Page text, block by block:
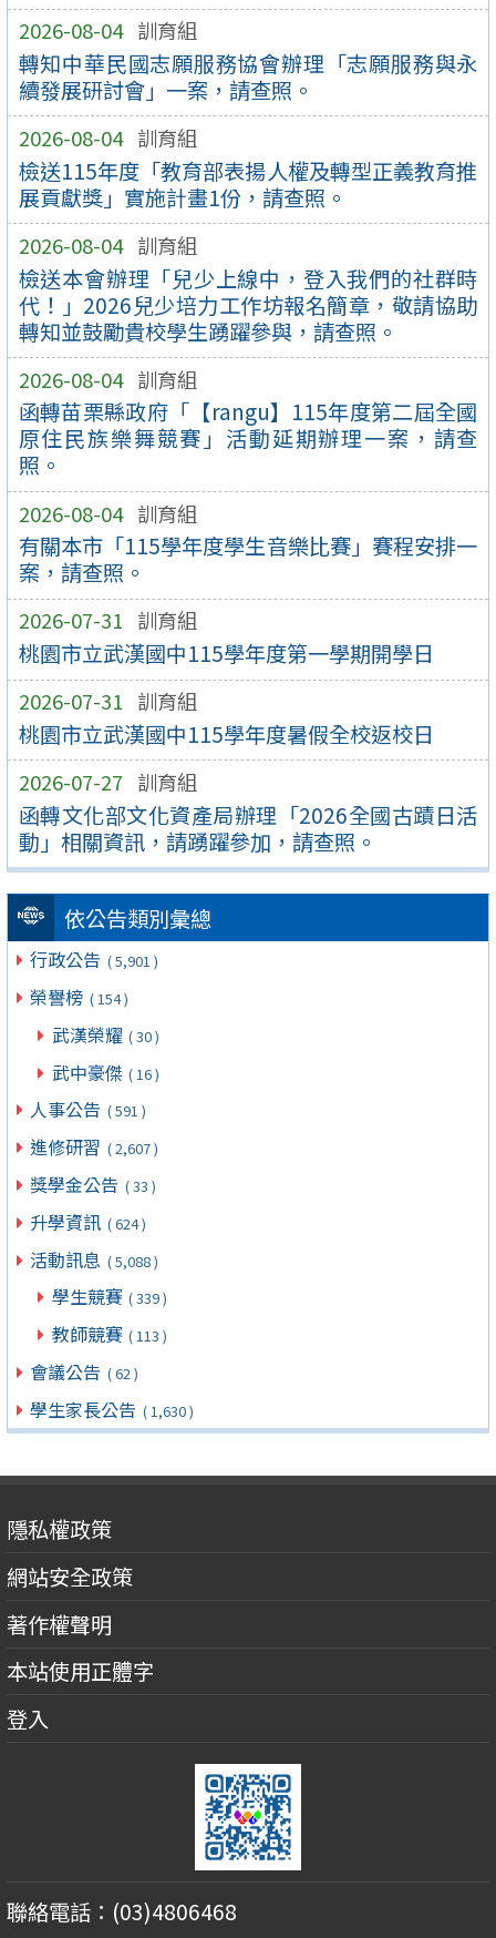
2026-08-04 訓育組
轉知中華民國志願服務協會辦理「志願服務與永
續發展研討會」一案，請查照。
2026-08-04 訓育組
檢送115年度「教育部表揚人權及轉型正義教育推
展貢獻獎」實施計畫1份，請查照。
2026-08-04 訓育組
檢送本會辦理「兒少上線中，登入我們的社群時
代！」2026兒少培力工作坊報名簡章，敬請協助
轉知並鼓勵貴校學生踴躍參與，請查照。
2026-08-04 訓育組
函轉苗栗縣政府「【rangu】115年度第二屆全國
原住民族樂舞競賽」活動延期辦理一案，請查
照。
2026-08-04 訓育組
有關本市「115學年度學生音樂比賽」賽程安排一
案，請查照。
2026-07-31 訓育組
桃園市立武漢國中115學年度第一學期開學日
2026-07-31 訓育組
桃園市立武漢國中115學年度暑假全校返校日
2026-07-27 訓育組
函轉文化部文化資產局辦理「2026全國古蹟日活
動」相關資訊，請踴躍參加，請查照。
依公告類別彙總
行政公告 ( 5,901 )
榮譽榜 ( 154 )
武漢榮耀 ( 30 )
武中豪傑 ( 16 )
人事公告 ( 591 )
進修研習 ( 2,607 )
獎學金公告 ( 33 )
升學資訊 ( 624 )
活動訊息 ( 5,088 )
學生競賽 ( 339 )
教師競賽 ( 113 )
會議公告 ( 62 )
學生家長公告 ( 1,630 )
隱私權政策
網站安全政策
著作權聲明
本站使用正體字
登入
聯絡電話：(03)4806468